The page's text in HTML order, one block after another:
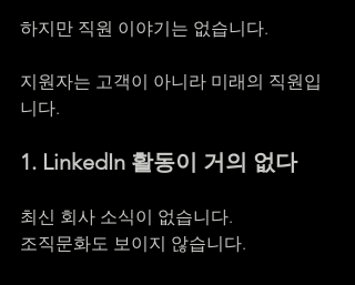
하지만 직원 이야기는 없습니다.
지원자는 고객이 아니라 미래의 직원입
니다.
1. LinkedIn 활동이 거의 없다
최신 회사 소식이 없습니다.
조직문화도 보이지 않습니다.